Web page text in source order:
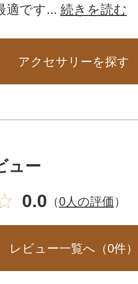
適です... 続きを読む
アクセサリーを探す
ュー
0.0 （0人の評価）
レビュー一覧へ（0件）